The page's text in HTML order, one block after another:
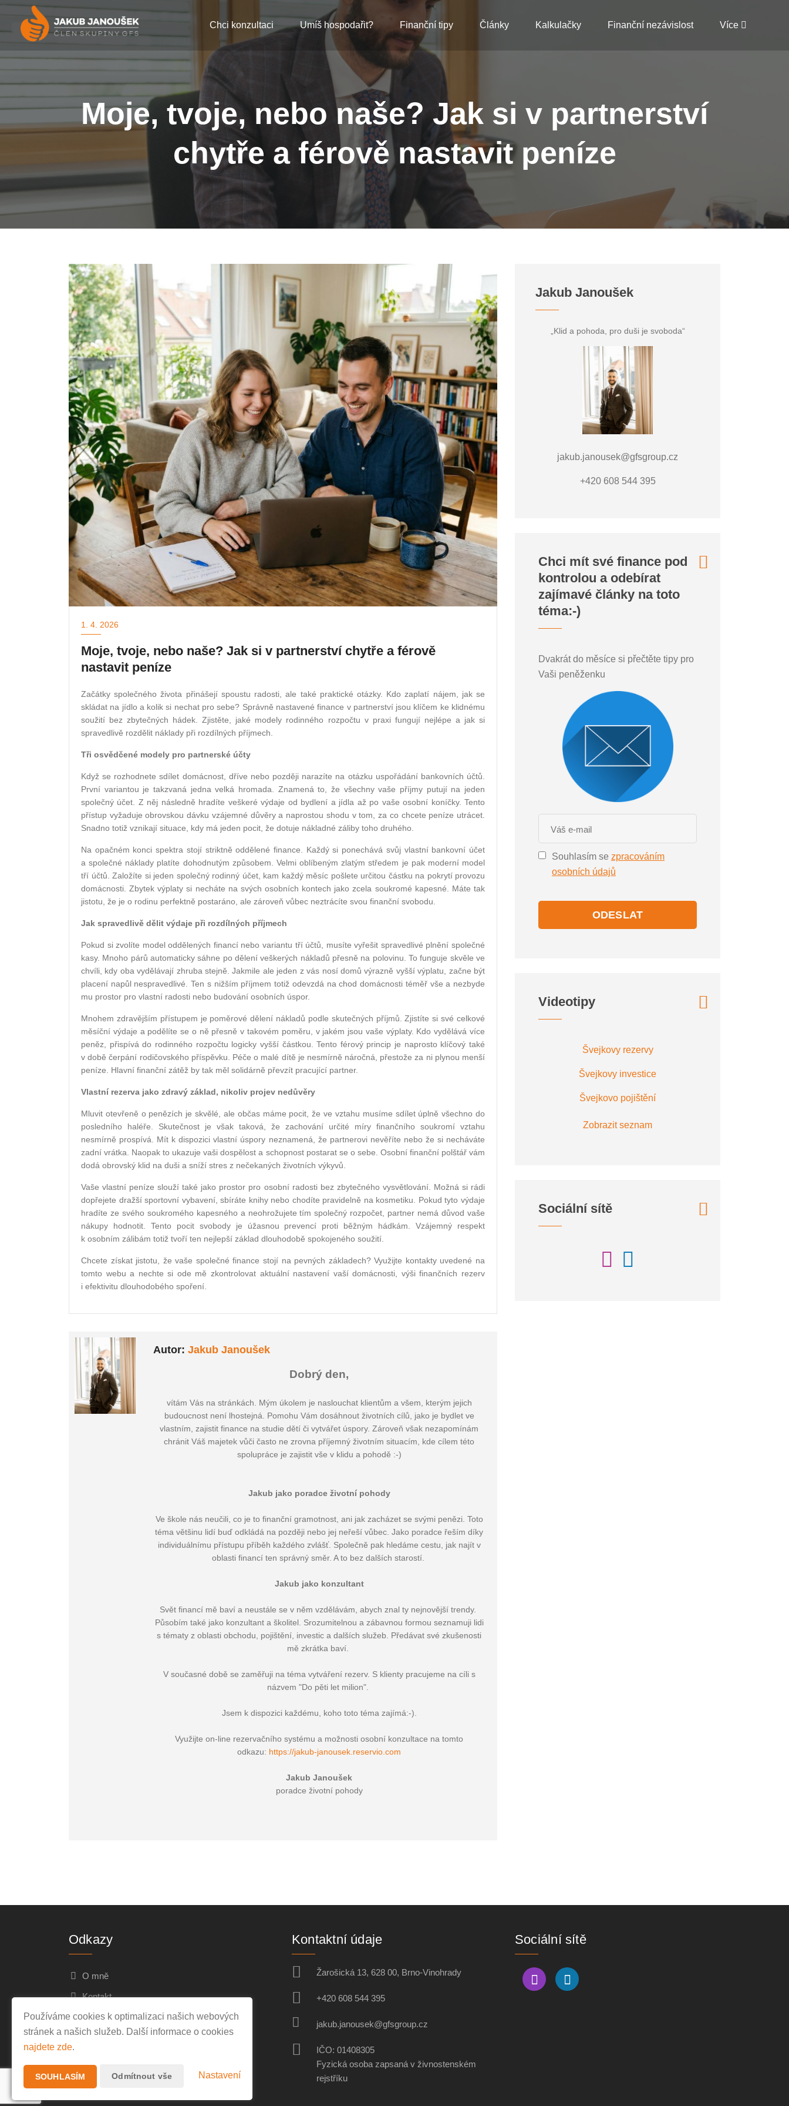
Chci konzultaci Umíš hospodařit? Finanční tipy Články Kalkulačky Finanční nezávislost Více
Moje, tvoje, nebo naše? Jak si v partnerství
chytře a férově nastavit peníze
1. 4. 2026
Moje, tvoje, nebo naše? Jak si v partnerství chytře a férově
nastavit peníze
Začátky společného života přinášejí spoustu radosti, ale také praktické otázky. Kdo zaplatí nájem, jak se
skládat na jídlo a kolik si nechat pro sebe? Správně nastavené finance v partnerství jsou klíčem ke klidnému
soužití bez zbytečných hádek. Zjistěte, jaké modely rodinného rozpočtu v praxi fungují nejlépe a jak si
spravedlivě rozdělit náklady při rozdílných příjmech.
Tři osvědčené modely pro partnerské účty
Když se rozhodnete sdílet domácnost, dříve nebo později narazíte na otázku uspořádání bankovních účtů.
První variantou je takzvaná jedna velká hromada. Znamená to, že všechny vaše příjmy putují na jeden
společný účet. Z něj následně hradíte veškeré výdaje od bydlení a jídla až po vaše osobní koníčky. Tento
přístup vyžaduje obrovskou dávku vzájemné důvěry a naprostou shodu v tom, za co chcete peníze utrácet.
Snadno totiž vznikají situace, kdy má jeden pocit, že dotuje nákladné záliby toho druhého.
Na opačném konci spektra stojí striktně oddělené finance. Každý si ponechává svůj vlastní bankovní účet
a společné náklady platíte dohodnutým způsobem. Velmi oblíbeným zlatým středem je pak moderní model
tří účtů. Založíte si jeden společný rodinný účet, kam každý měsíc pošlete určitou částku na pokrytí provozu
domácnosti. Zbytek výplaty si necháte na svých osobních kontech jako zcela soukromé kapesné. Máte tak
jistotu, že je o rodinu perfektně postaráno, ale zároveň vůbec neztrácíte svou finanční svobodu.
Jak spravedlivě dělit výdaje při rozdílných příjmech
Pokud si zvolíte model oddělených financí nebo variantu tří účtů, musíte vyřešit spravedlivé plnění společné
kasy. Mnoho párů automaticky sáhne po dělení veškerých nákladů přesně na polovinu. To funguje skvěle ve
chvíli, kdy oba vydělávají zhruba stejně. Jakmile ale jeden z vás nosí domů výrazně vyšší výplatu, začne být
placení napůl nespravedlivé. Ten s nižším příjmem totiž odevzdá na chod domácnosti téměř vše a nezbyde
mu prostor pro vlastní radosti nebo budování osobních úspor.
Mnohem zdravějším přístupem je poměrové dělení nákladů podle skutečných příjmů. Zjistíte si své celkové
měsíční výdaje a podělíte se o ně přesně v takovém poměru, v jakém jsou vaše výplaty. Kdo vydělává více
peněz, přispívá do rodinného rozpočtu logicky vyšší částkou. Tento férový princip je naprosto klíčový také
v době čerpání rodičovského příspěvku. Péče o malé dítě je nesmírně náročná, přestože za ni plynou menší
peníze. Hlavní finanční zátěž by tak měl solidárně převzít pracující partner.
Vlastní rezerva jako zdravý základ, nikoliv projev nedůvěry
Mluvit otevřeně o penězích je skvělé, ale občas máme pocit, že ve vztahu musíme sdílet úplně všechno do
posledního haléře. Skutečnost je však taková, že zachování určité míry finančního soukromí vztahu
nesmírně prospívá. Mít k dispozici vlastní úspory neznamená, že partnerovi nevěříte nebo že si necháváte
zadní vrátka. Naopak to ukazuje vaši dospělost a schopnost postarat se o sebe. Osobní finanční polštář vám
dodá obrovský klid na duši a sníží stres z nečekaných životních výkyvů.
Vaše vlastní peníze slouží také jako prostor pro osobní radosti bez zbytečného vysvětlování. Možná si rádi
dopřejete dražší sportovní vybavení, sbíráte knihy nebo chodíte pravidelně na kosmetiku. Pokud tyto výdaje
hradíte ze svého soukromého kapesného a neohrožujete tím společný rozpočet, partner nemá důvod vaše
nákupy hodnotit. Tento pocit svobody je úžasnou prevencí proti běžným hádkám. Vzájemný respekt
k osobním zálibám totiž tvoří ten nejlepší základ dlouhodobě spokojeného soužití.
Chcete získat jistotu, že vaše společné finance stojí na pevných základech? Využijte kontakty uvedené na
tomto webu a nechte si ode mě zkontrolovat aktuální nastavení vaší domácnosti, výši finančních rezerv
i efektivitu dlouhodobého spoření.
Autor: Jakub Janoušek
Dobrý den,
vítám Vás na stránkách. Mým úkolem je naslouchat klientům a všem, kterým jejich
budoucnost není lhostejná. Pomohu Vám dosáhnout životních cílů, jako je bydlet ve
vlastním, zajistit finance na studie dětí či vytvářet úspory. Zároveň však nezapomínám
chránit Váš majetek vůči často ne zrovna příjemný životním situacím, kde cílem této
spolupráce je zajistit vše v klidu a pohodě :-)
Jakub jako poradce životní pohody
Ve škole nás neučili, co je to finanční gramotnost, ani jak zacházet se svými penězi. Toto
téma většinu lidí buď odkládá na později nebo jej neřeší vůbec. Jako poradce řeším díky
individuálnímu přístupu příběh každého zvlášť. Společně pak hledáme cestu, jak najít v
oblasti financí ten správný směr. A to bez dalších starostí.
Jakub jako konzultant
Svět financí mě baví a neustále se v něm vzdělávám, abych znal ty nejnovější trendy.
Působím také jako konzultant a školitel. Srozumitelnou a zábavnou formou seznamuji lidi
s tématy z oblasti obchodu, pojištění, investic a dalších služeb. Předávat své zkušenosti
mě zkrátka baví.
V současné době se zaměřuji na téma vytváření rezerv. S klienty pracujeme na cíli s
názvem "Do pěti let milion".
Jsem k dispozici každému, koho toto téma zajímá:-).
Využijte on-line rezervačního systému a možnosti osobní konzultace na tomto
odkazu: https://jakub-janousek.reservio.com
Jakub Janoušek
poradce životní pohody
Jakub Janoušek
„Klid a pohoda, pro duši je svoboda“
jakub.janousek@gfsgroup.cz
+420 608 544 395
Chci mít své finance pod
kontrolou a odebírat
zajímavé články na toto
téma:-)
Dvakrát do měsíce si přečtěte tipy pro
Vaši peněženku
Souhlasím se zpracováním
osobních údajů
ODESLAT
Videotipy
Švejkovy rezervy
Švejkovy investice
Švejkovo pojištění
Zobrazit seznam
Sociální sítě
Odkazy
O mně
Kontakt
Ochrana osobních údajů
Kontaktní údaje
Žarošická 13, 628 00, Brno-Vinohrady
+420 608 544 395
jakub.janousek@gfsgroup.cz
IČO: 01408305
Fyzická osoba zapsaná v živnostenském
rejstříku
Sociální sítě
Používáme cookies k optimalizaci našich webových
stránek a našich služeb. Další informace o cookies
najdete zde.
SOUHLASÍM Odmítnout vše Nastavení